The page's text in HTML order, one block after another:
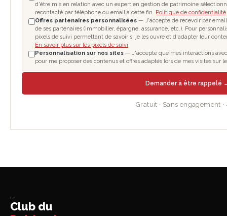
d'être mis en relation avec un expert en gestion de patrimoine
recontacté par téléphone ou email à cette fin. Politique de confidentialité
Offres partenaires personnalisées — J'accepte de recevoir par email
de ses partenaires (immobilier, épargne, assurance, etc.). Pour
pixels de suivi permettant de savoir si je les ouvre et d'adapter leur
En savoir plus sur les pixels de suivi
Personnalisation sur nos sites — J'accepte que mes interactions
pour me proposer des contenus et offres adaptés lors de mes visites sur
Demander à être rappelé
Gratuit · Sans engagement
Le
Club du